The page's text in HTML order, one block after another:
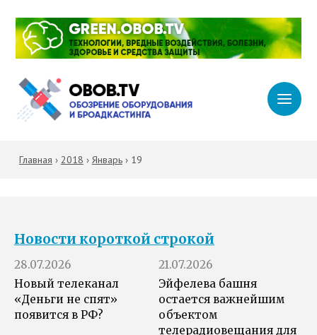
Главная › 2018 › Январь› 19
Новости короткой строкой
28.07.2026
Новый телеканал
«Деньги не спят»
появится в РФ?
21.07.2026
Эйфелева башня
остается важнейшим
объектом
телерадиовещания для